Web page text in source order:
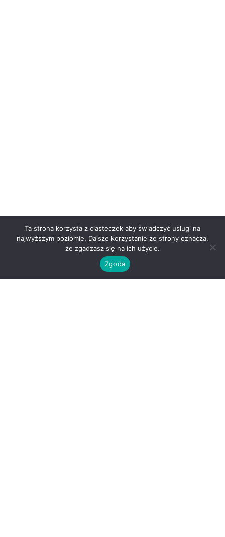
Ta strona korzysta z ciasteczek aby świadczyć usługi na
najwyższym poziomie. Dalsze korzystanie ze strony oznacza,
że zgadzasz się na ich użycie.
Zgoda